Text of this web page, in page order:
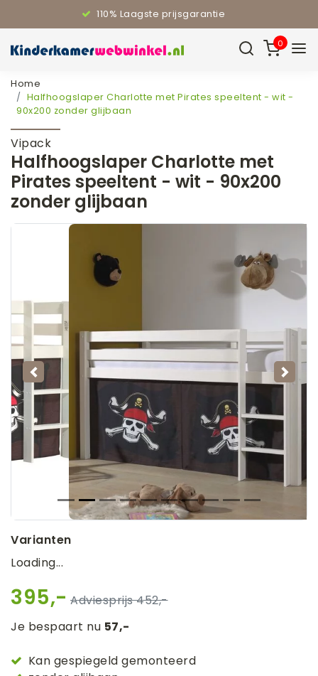
110% Laagste prijsgarantie
0
Home
Halfhoogslaper Charlotte met Pirates speeltent - wit -
90x200 zonder glijbaan
Vipack
Halfhoogslaper Charlotte met
Pirates speeltent - wit - 90x200
zonder glijbaan
Vorige
Varianten
Loading...
395,-
452,-
Je bespaart nu 57,-
Kan gespiegeld gemonteerd